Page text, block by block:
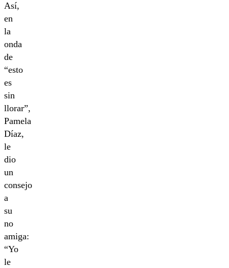
Así,
en
la
onda
de
“esto
es
sin
llorar”,
Pamela
Díaz,
le
dio
un
consejo
a
su
no
amiga:
“Yo
le